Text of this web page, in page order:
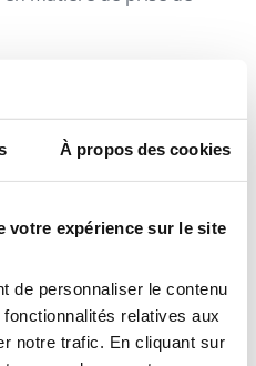
À propos des cookies
votre expérience sur le site
de personnaliser le contenu
relatives aux
notre trafic. En cliquant sur
les
sa
certainesbonnes